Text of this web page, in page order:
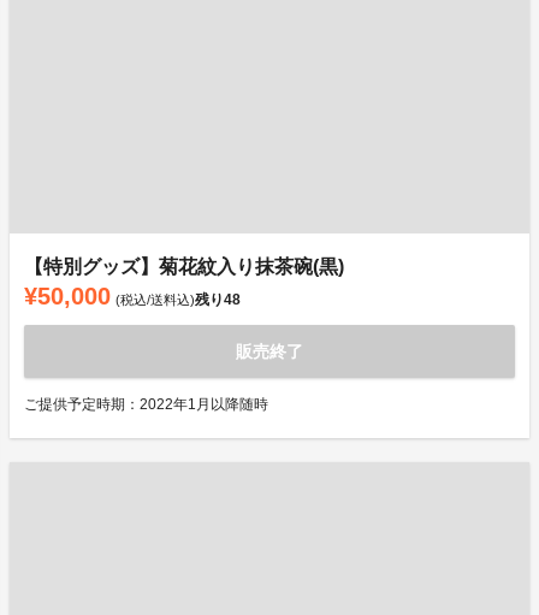
【特別グッズ】菊花紋入り抹茶碗(黒)
¥50,000 (税込/送料込)残り48
販売終了
ご提供予定時期：2022年1月以降随時